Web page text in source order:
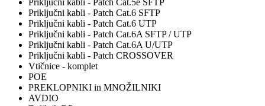
Priključni kabli - Patch Cat.5e SFTP
Priključni kabli - Patch Cat.6 SFTP
Priključni kabli - Patch Cat.6 UTP
Priključni kabli - Patch Cat.6A SFTP / UTP
Priključni kabli - Patch Cat.6A U/UTP
Priključni kabli - Patch CROSSOVER
Vtičnice - komplet
POE
PREKLOPNIKI in MNOŽILNIKI
AVDIO